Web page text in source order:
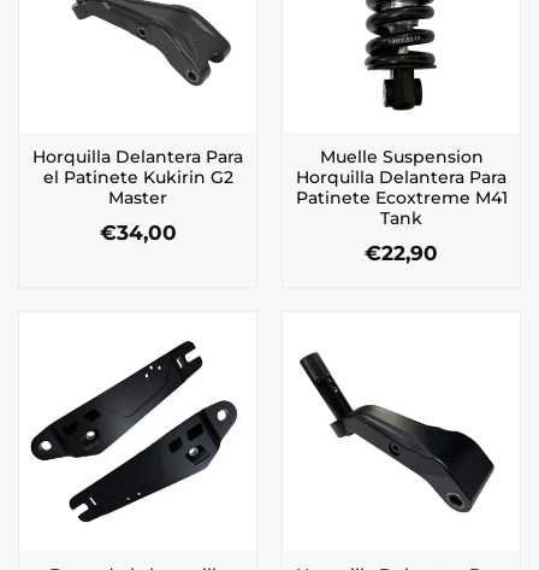
Horquilla Delantera Para
el Patinete Kukirin G2
Master
€34,00
Muelle Suspension
Horquilla Delantera Para
Patinete Ecoxtreme M41
Tank
€22,90